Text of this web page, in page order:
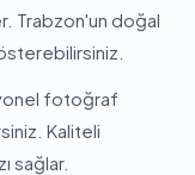
Trabzon'un doğal
fotoğraf
Kaliteli
sağlar.